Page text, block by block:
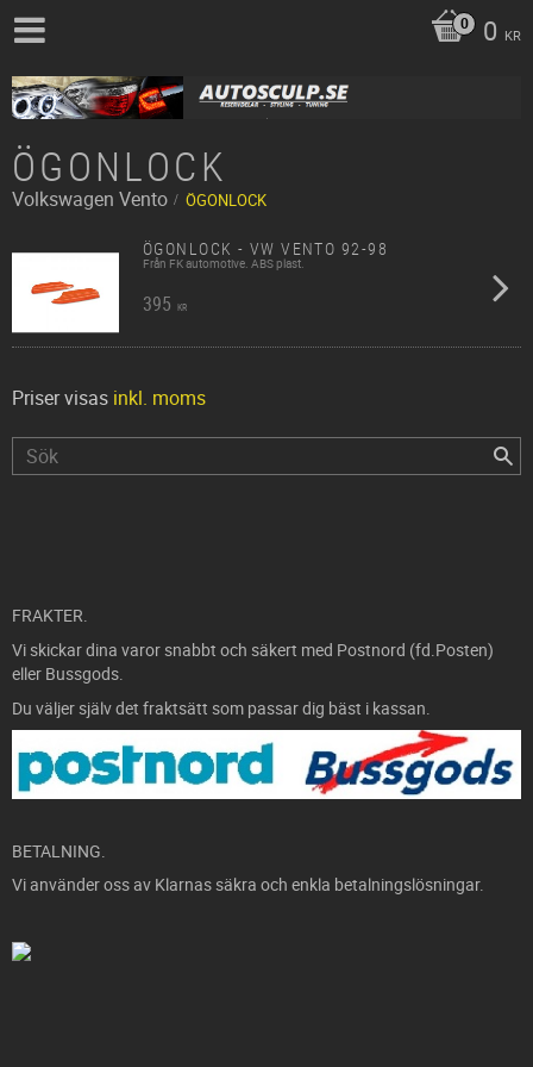
0 KR
ÖGONLOCK
Volkswagen Vento ÖGONLOCK
ÖGONLOCK - VW VENTO 92-98
Från FK automotive. ABS plast.
395 KR
Priser visas inkl. moms
FRAKTER.
Vi skickar dina varor snabbt och säkert med Postnord (fd.Posten)
eller Bussgods.
Du väljer själv det fraktsätt som passar dig bäst i kassan.
BETALNING.
Vi använder oss av Klarnas säkra och enkla betalningslösningar.